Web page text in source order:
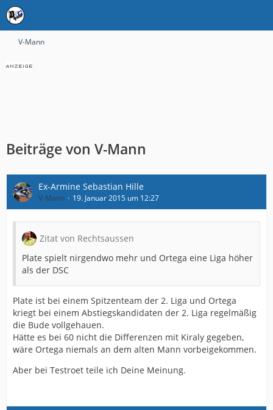
V-Mann
Beiträge von V-Mann
Ex-Armine Sebastian Hille
V-Mann 19. Januar 2015 um 12:27
Zitat von Rechtsaussen
Plate spielt nirgendwo mehr und Ortega eine Liga höher
als der DSC
Plate ist bei einem Spitzenteam der 2. Liga und Ortega
kriegt bei einem Abstiegskandidaten der 2. Liga regelmäßig
die Bude vollgehauen.
Hätte es bei 60 nicht die Differenzen mit Kiraly gegeben,
wäre Ortega niemals an dem alten Mann vorbeigekommen.
Aber bei Testroet teile ich Deine Meinung.